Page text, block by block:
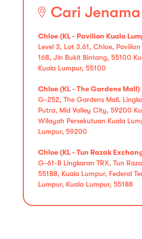
Cari Jenama
Chloe (KL - Pavilion Kuala
Level 3, Lot 3.61, Chloe,
168, Jln Bukit Bintang, 55100
Kuala Lumpur, 55100
Chloe (KL - The Gardens Mall)
G-252, The Gardens Mall,
Putra, Mid Valley City, 59200
Wilayah Persekutuan Kuala
Lumpur, 59200
Chloe (KL - Tun Razak
G-61-B Lingkaran TRX, Tun
55188, Kuala Lumpur, Federal
Lumpur, Kuala Lumpur, 55188